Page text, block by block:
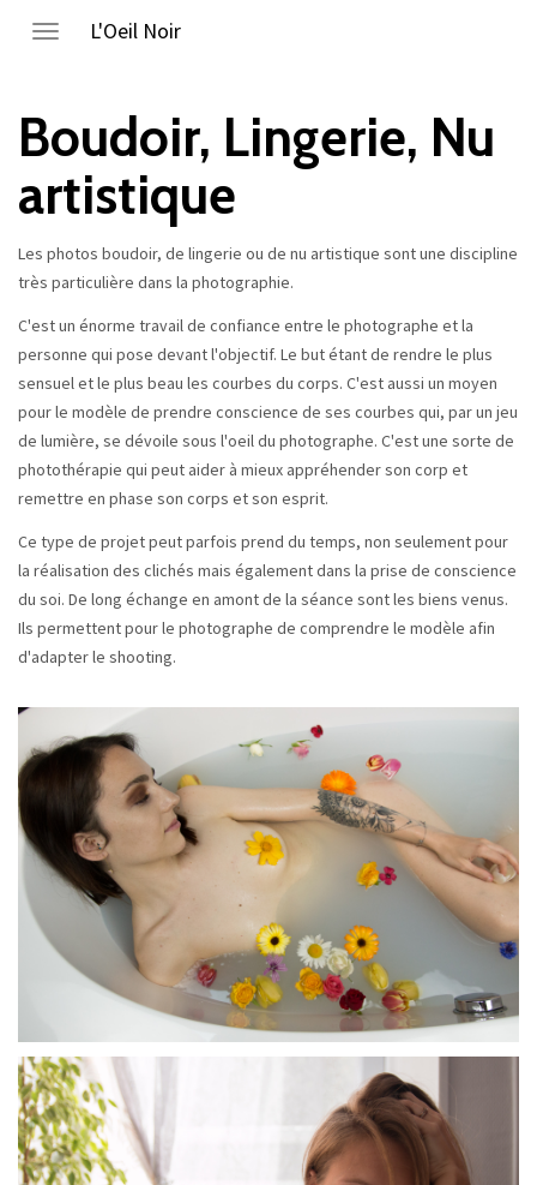
ToggleL'Oeil Noir
Boudoir, Lingerie, Nu
artistique
Les photos boudoir, de lingerie ou de nu artistique sont une discipline
très particulière dans la photographie.
C'est un énorme travail de confiance entre le photographe et la
personne qui pose devant l'objectif. Le but étant de rendre le plus
sensuel et le plus beau les courbes du corps. C'est aussi un moyen
pour le modèle de prendre conscience de ses courbes qui, par un jeu
de lumière, se dévoile sous l'oeil du photographe. C'est une sorte de
photothérapie qui peut aider à mieux appréhender son corp et
remettre en phase son corps et son esprit.
Ce type de projet peut parfois prend du temps, non seulement pour
la réalisation des clichés mais également dans la prise de conscience
du soi. De long échange en amont de la séance sont les biens venus.
Ils permettent pour le photographe de comprendre le modèle afin
d'adapter le shooting.